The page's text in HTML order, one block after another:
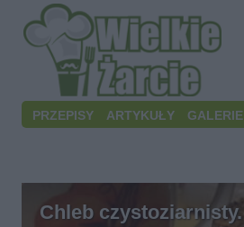
PRZEPISY ARTYKUŁY GALERIE
Chleb czystoziarnisty.